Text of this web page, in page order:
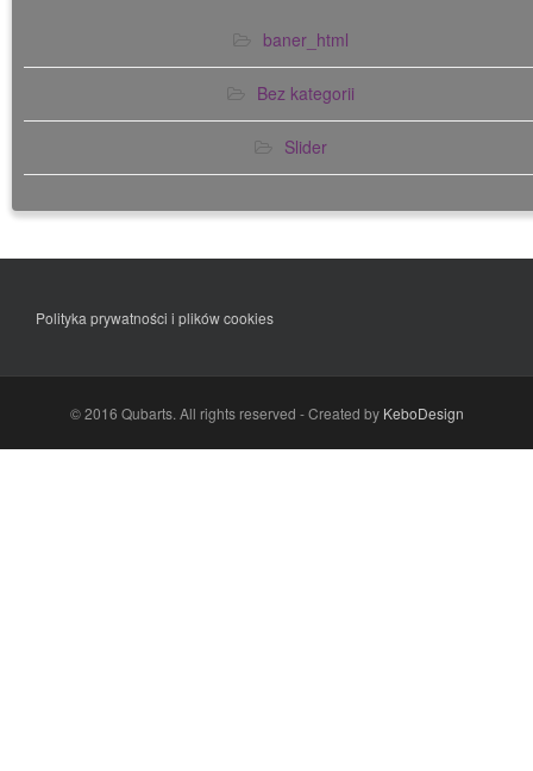
baner_html
Bez kategorii
Slider
Polityka prywatności i plików cookies
© 2016 Qubarts. All rights reserved - Created by KeboDesign